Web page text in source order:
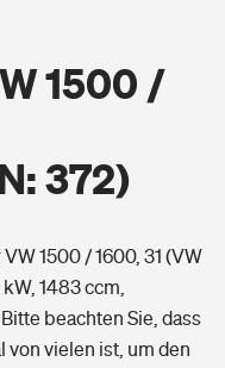
1500 /
372)
1500 / 1600, 31 (VW
1483 ccm,
beachten Sie, dass
von vielen ist, um den